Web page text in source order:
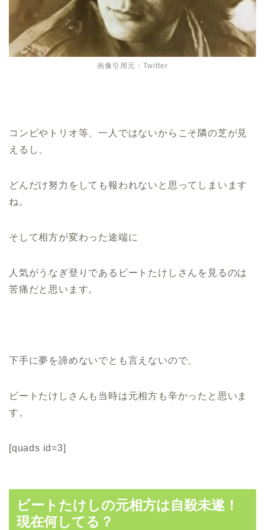
画像引用元：Twitter
コンビやトリオ等、一人ではないからこそ隣の芝が見
えるし、
どんだけ努力をしても報われないと思ってしまいます
ね。
そして相方が変わった途端に
人気がうなぎ登りであるビートたけしさんを見るのは
苦痛だと思います。
下手に夢を諦めないでとも言えないので、
ビートたけしさんも当時は元相方も辛かったと思いま
す。
[quads id=3]
ビートたけしの元相方は自殺未遂！
現在何してる？